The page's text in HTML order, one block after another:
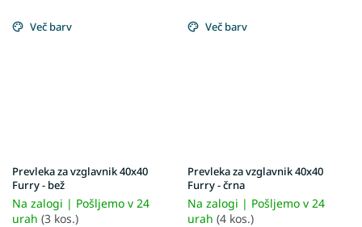
Več barv
Prevleka za vzglavnik 40x40
Furry - bež
Na zalogi | Pošljemo v 24
urah (3 kos.)
Več barv
Prevleka za vzglavnik 40x40
Furry - črna
Na zalogi | Pošljemo v 24
urah (4 kos.)